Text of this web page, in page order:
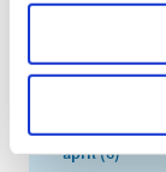
juli (13)
april (6)